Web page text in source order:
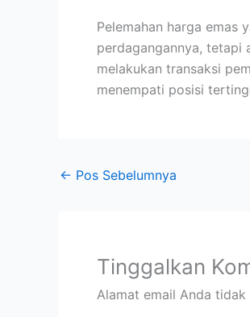
Pelemahan harga
perdagangannya, tetapi
melakukan transaksi
menempati posisi
← Pos Sebelumnya
Tinggalkan
Alamat email Anda